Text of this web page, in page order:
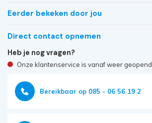
Eerder bekeken door jou
Direct contact opnemen
Heb je nog vragen?
Onze klantenservice is vanaf weer geopend
Bereikbaar op 085 - 06 56 19 2